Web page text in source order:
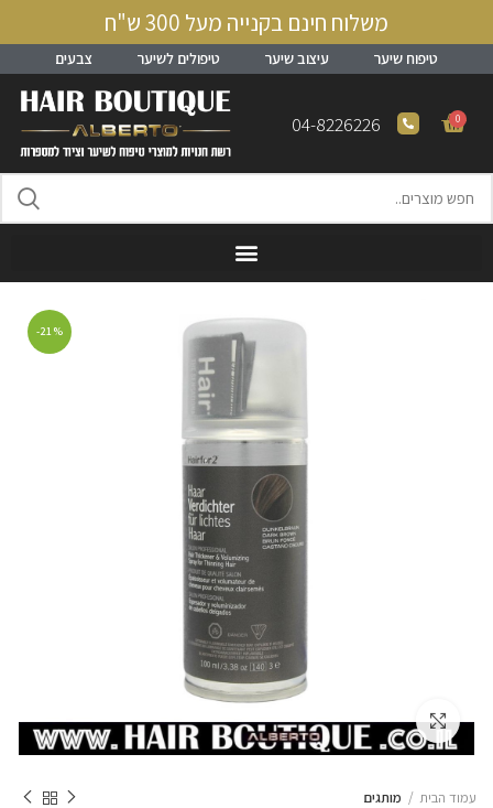
משלוח חינם בקנייה מעל 300 ש"ח
טיפוח שיער עיצוב שיער טיפולים לשיער צבעים
0
04-8226226
-21%
Click to enlarge
עמוד הבית מותגים